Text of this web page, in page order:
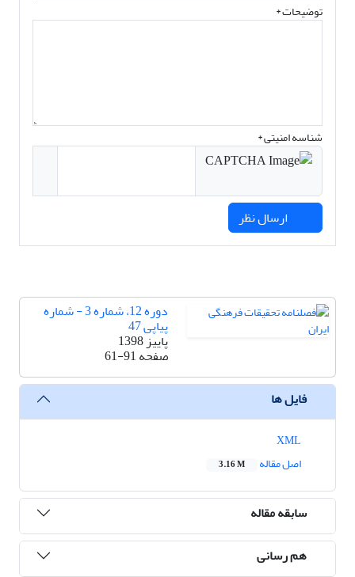
توضیحات *
شناسه امنیتی *
دوره 12، شماره 3 - شماره
پیاپی 47
پاییز 1398
صفحه61-91
فایل ها
اصل مقاله
3.16 M
سابقه مقاله
هم رسانی